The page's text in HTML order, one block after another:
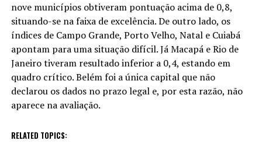
nove municípios obtiveram pontuação acima de 0,8,
situando-se na faixa de excelência. De outro lado, os
índices de Campo Grande, Porto Velho, Natal e Cuiabá
apontam para uma situação difícil. Já Macapá e Rio de
Janeiro tiveram resultado inferior a 0,4, estando em
quadro crítico. Belém foi a única capital que não
declarou os dados no prazo legal e, por esta razão, não
aparece na avaliação.
RELATED TOPICS: